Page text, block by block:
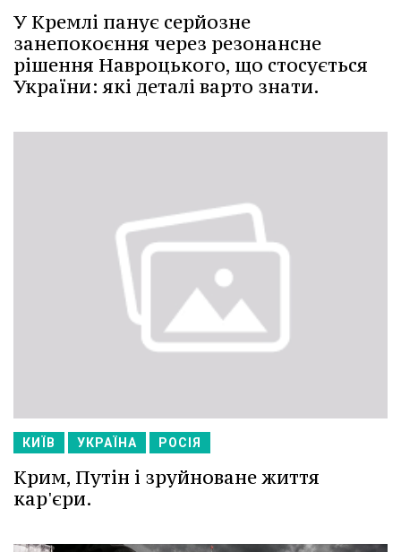
У Кремлі панує серйозне
занепокоєння через резонансне
рішення Навроцького, що стосується
України: які деталі варто знати.
КИЇВ УКРАЇНА РОСІЯ
Крим, Путін і зруйноване життя
кар'єри.